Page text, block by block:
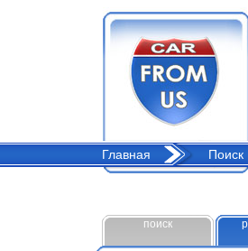
Главная Поиск
поиск